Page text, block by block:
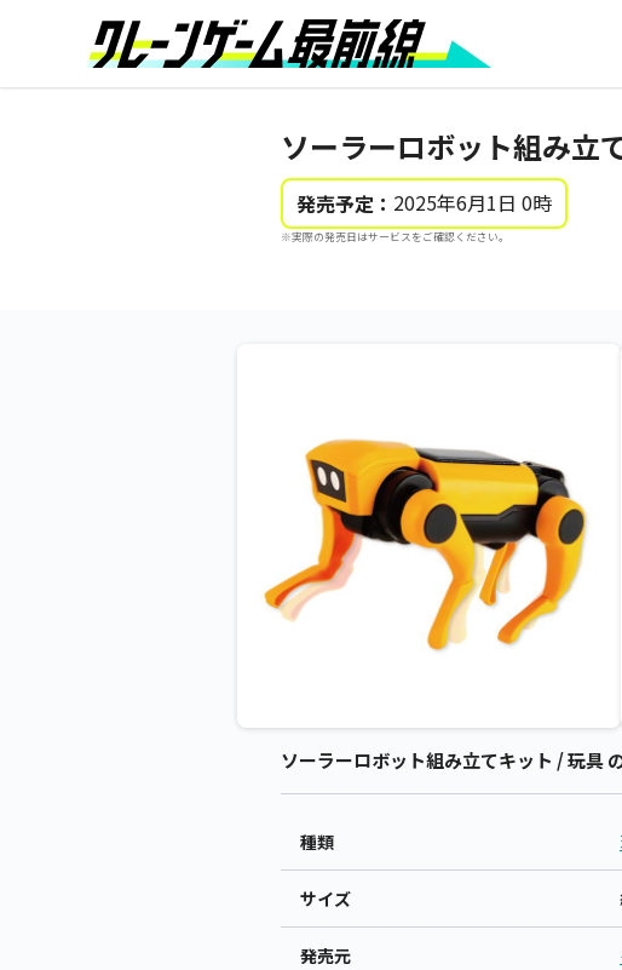
ソーラーロボット組み立
発売予定： 2025年6月1日 0時
※実際の発売日はサービスをご確認ください。
ソーラーロボット組み立てキット / 玩具
種類
サイズ
発売元